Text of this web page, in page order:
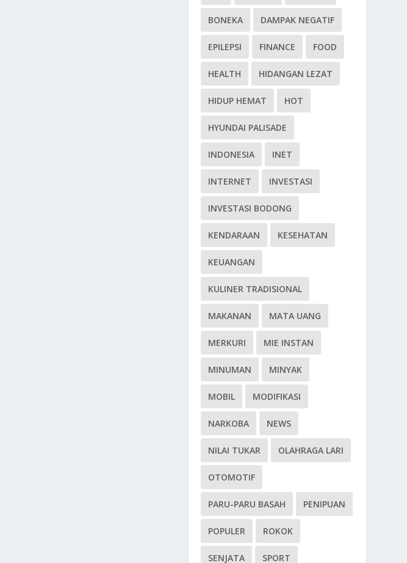
BONEKA DAMPAK NEGATIF
EPILEPSI FINANCE FOOD
HEALTH HIDANGAN LEZAT
HIDUP HEMAT HOT
HYUNDAI PALISADE
INDONESIA INET
INTERNET INVESTASI
INVESTASI BODONG
KENDARAAN KESEHATAN
KEUANGAN
KULINER TRADISIONAL
MAKANAN MATA UANG
MERKURI MIE INSTAN
MINUMAN MINYAK
MOBIL MODIFIKASI
NARKOBA NEWS
NILAI TUKAR OLAHRAGA LARI
OTOMOTIF
PARU-PARU BASAH PENIPUAN
POPULER ROKOK
SENJATA SPORT